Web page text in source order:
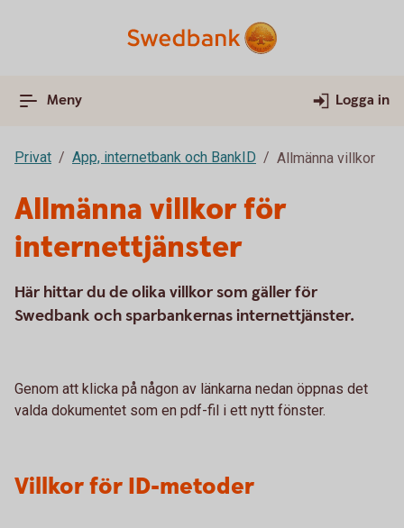
Meny Logga in
Privat App, internetbank och BankID Allmänna villkor
Allmänna villkor för
internettjänster
Här hittar du de olika villkor som gäller för
Swedbank och sparbankernas internettjänster.
Genom att klicka på någon av länkarna nedan öppnas det
valda dokumentet som en pdf-fil i ett nytt fönster.
Villkor för ID-metoder